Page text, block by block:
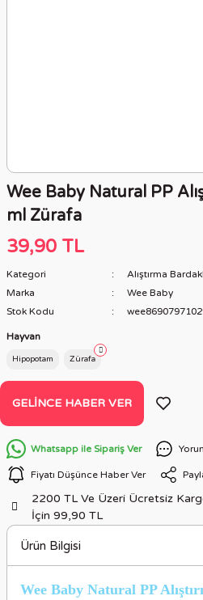
Wee Baby Natural PP
ml Zürafa
39,90 TL
Kategori
Alıştırma
Marka
Wee Baby
Stok Kodu
Hayvan
Hipopotam Zürafa
GELINCE HABER VER
Whatsapp ile Sipariş Ver
Fiyatı Düşünce Haber Ver
2200 TL Ve Üzeri Ücretsiz
İçin 99,90 TL
Ürün Bilgisi
Wee Baby Natural PP